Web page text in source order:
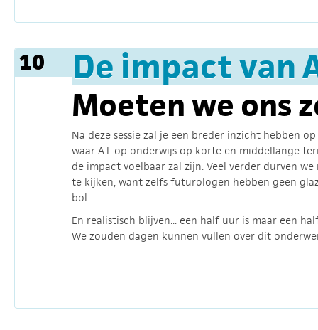
10 De impact van
Moeten we ons
Na deze sessie zal je een breder inzicht hebben op
waar A.I. op onderwijs op korte en middellange
de impact voelbaar zal zijn. Veel verder durven we
te kijken, want zelfs futurologen hebben geen
bol.
En realistisch blijven... een half uur is maar een
We zouden dagen kunnen vullen over dit